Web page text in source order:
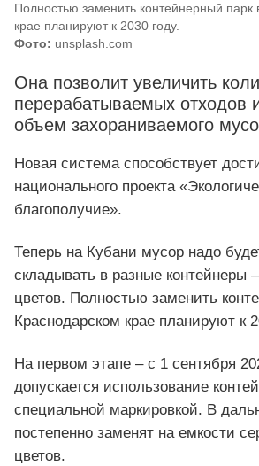
Полностью заменить контейнерный парк
крае планируют к 2030 году.
Фото: unsplash.com
Она позволит увеличить
перерабатываемых отходов
объем захораниваемого
Новая система способствует
национального проекта
благополучие».
Теперь на Кубани мусор надо
складывать в разные контейнеры
цветов. Полностью заменить
Краснодарском крае планируют к
На первом этапе – с 1 сентября
допускается использование
специальной маркировкой. В
постепенно заменят на емкости
цветов.